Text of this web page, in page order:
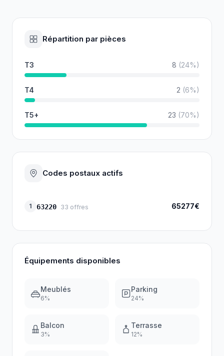
Répartition par pièces
T3 8 (24%)
T4 2 (6%)
T5+ 23 (70%)
Codes postaux actifs
1 63220 33 offres 65277€
Équipements disponibles
Meublés
6%
Parking
24%
Balcon
3%
Terrasse
12%